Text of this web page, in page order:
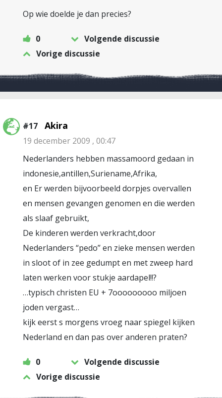
Op wie doelde je dan precies?
0
Volgende discussie
Vorige discussie
#17 Akira
19 december 2009 , 00:47
Nederlanders hebben massamoord gedaan in
indonesie,antillen,Suriename,Afrika,
en Er werden bijvoorbeeld dorpjes overvallen
en mensen gevangen genomen en die werden
als slaaf gebruikt,
De kinderen werden verkracht,door
Nederlanders “pedo” en zieke mensen werden
in sloot of in zee gedumpt en met zweep hard
laten werken voor stukje aardapel!!?
…typisch christen EU + 7ooooooooo miljoen
joden vergast…
kijk eerst s morgens vroeg naar spiegel kijken
Nederland en dan pas over anderen praten?
0
Volgende discussie
Vorige discussie